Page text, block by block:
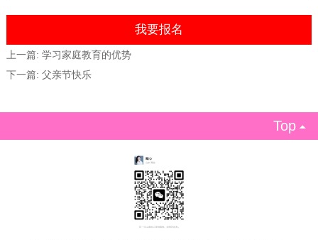
上一篇: 学习家庭教育的优势
下一篇: 父亲节快乐
Top